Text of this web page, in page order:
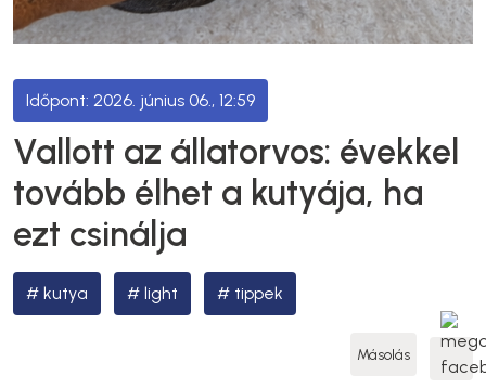
2026. június 06., 12:59
Vallott az állatorvos: évekkel
tovább élhet a kutyája, ha
ezt csinálja
kutya light tippek
Másolás